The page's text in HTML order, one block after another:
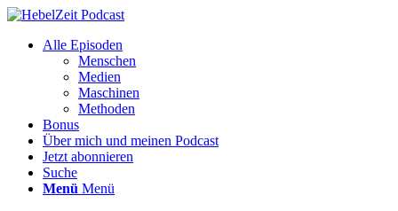
Alle Episoden
Menschen
Medien
Maschinen
Methoden
Bonus
Über mich und meinen Podcast
Jetzt abonnieren
Suche
Menü Menü